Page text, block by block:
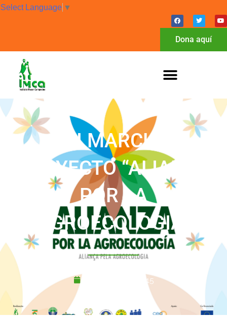
Select Language ▼
Dona aquí
EN MARCHA
PROYECTO “ALIANZA
POR LA
AGROECOLOGIA”
noviembre 11, 2015